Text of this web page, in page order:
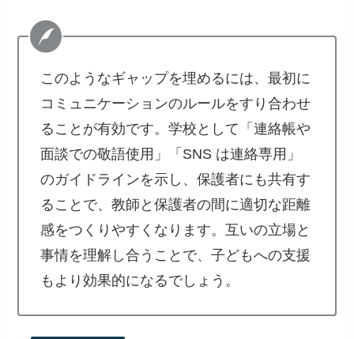
このようなギャップを埋めるには、最初に
コミュニケーションのルールをすり合わせ
ることが有効です。学校として「連絡帳や
面談での敬語使用」「SNS は連絡専用」
のガイドラインを示し、保護者にも共有す
ることで、教師と保護者の間に適切な距離
感をつくりやすくなります。互いの立場と
事情を理解し合うことで、子どもへの支援
もより効果的になるでしょう。